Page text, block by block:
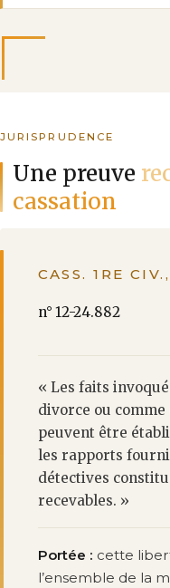
JURISPRUDENCE
Une preuve
cassation
CASS. 1RE
n° 12-24.882
« Les faits
divorce ou comme
peuvent être
les rapports
détectives
recevables. »
Portée : cette
l’ensemble de la